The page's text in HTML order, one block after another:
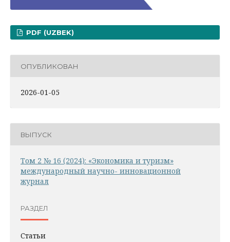
PDF (UZBEK)
ОПУБЛИКОВАН
2026-01-05
ВЫПУСК
Том 2 № 16 (2024): «Экономика и туризм»
международный научно- инновационной
журнал
РАЗДЕЛ
Статьи